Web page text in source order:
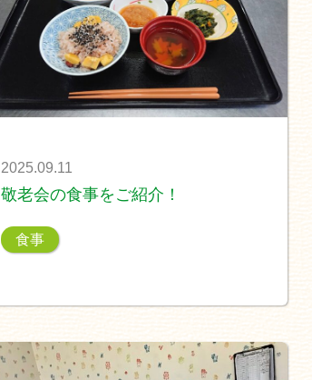
2025.09.11
敬老会の食事をご紹介！
食事